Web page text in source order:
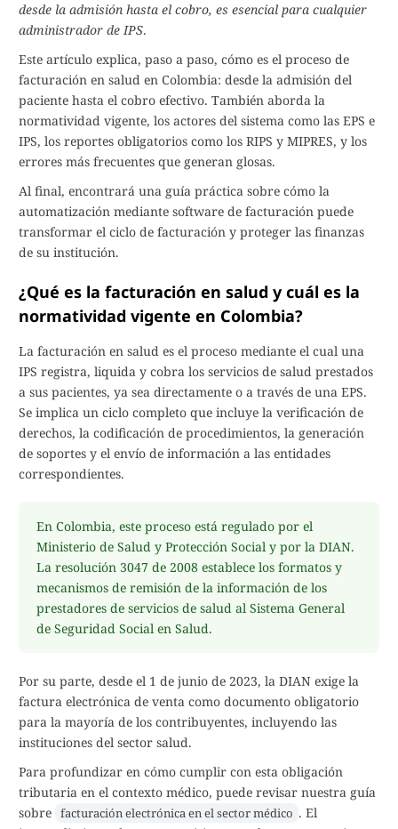
desde la admisión hasta el cobro, es esencial para cualquier
administrador de IPS.
Este artículo explica, paso a paso, cómo es el proceso de
facturación en salud en Colombia: desde la admisión del
paciente hasta el cobro efectivo. También aborda la
normatividad vigente, los actores del sistema como las EPS e
IPS, los reportes obligatorios como los RIPS y MIPRES, y los
errores más frecuentes que generan glosas.
Al final, encontrará una guía práctica sobre cómo la
automatización mediante software de facturación puede
transformar el ciclo de facturación y proteger las finanzas
de su institución.
¿Qué es la facturación en salud y cuál es la
normatividad vigente en Colombia?
La facturación en salud es el proceso mediante el cual una
IPS registra, liquida y cobra los servicios de salud prestados
a sus pacientes, ya sea directamente o a través de una EPS.
Se implica un ciclo completo que incluye la verificación de
derechos, la codificación de procedimientos, la generación
de soportes y el envío de información a las entidades
correspondientes.
En Colombia, este proceso está regulado por el
Ministerio de Salud y Protección Social y por la DIAN.
La resolución 3047 de 2008 establece los formatos y
mecanismos de remisión de la información de los
prestadores de servicios de salud al Sistema General
de Seguridad Social en Salud.
Por su parte, desde el 1 de junio de 2023, la DIAN exige la
factura electrónica de venta como documento obligatorio
para la mayoría de los contribuyentes, incluyendo las
instituciones del sector salud.
Para profundizar en cómo cumplir con esta obligación
tributaria en el contexto médico, puede revisar nuestra guía
sobre facturación electrónica en el sector médico . El